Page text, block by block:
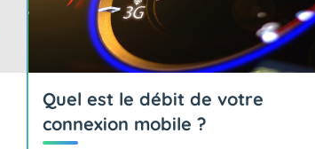
Quel est le débit de votre
connexion mobile ?